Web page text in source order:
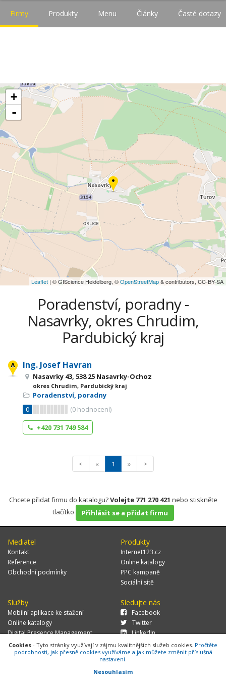
Firmy Produkty Menu Články Časté dotazy
+
-
Leaflet | © GIScience Heidelberg, ©OpenStreetMap& contributors, CC-BY-SA
Poradenství, poradny -
Nasavrky, okres Chrudim,
Pardubický kraj
Ing. Josef Havran
Nasavrky 43, 538 25 Nasavrky-Ochoz
okres Chrudim, Pardubický kraj
Poradenství, poradny
0
(0 hodnocení)
+420 731 749 584
< « 1 » >
Chcete přidat firmu do katalogu?Volejte 771 270 421 nebo stiskněte
tlačítko
Přihlásit se a přidat firmu
Mediatel
Kontakt
Reference
Obchodní podmínky
Produkty
Internet123.cz
Online katalogy
PPC kampaně
Sociální sítě
Služby
Mobilní aplikace ke stažení
Online katalogy
Digital Presence Management
Více zákazníků
Sledujte nás
Facebook
Twitter
LinkedIn
© 2026 MEDIATEL CZ, s.r.o.,Za Potokem 46/4, 106 00 Praha 10, tel.:
Cookies - Tyto stránky využívají v zájmu kvalitnějších služeb cookies. Pročtěte
podrobnosti, jak přesně cookies využíváme a jak můžete změnit příslušná
nastavení.
Nesouhlasím